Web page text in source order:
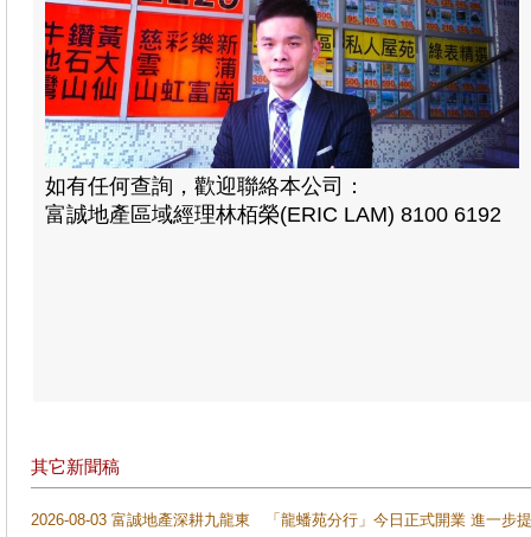
如有任何查詢，歡迎聯絡本公司：
富誠地產區域經理林栢榮(ERIC LAM) 8100 6192
其它新聞稿
2026-08-03 富誠地產深耕九龍東 「龍蟠苑分行」今日正式開業 進一步